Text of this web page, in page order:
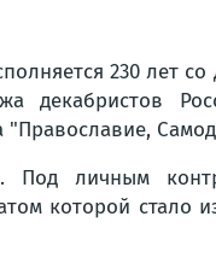
230 лет
декабристов
Под личным
которой стало